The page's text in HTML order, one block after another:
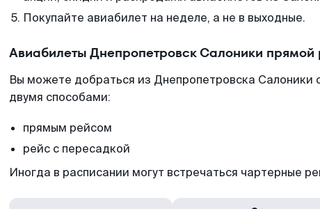
Покупайте авиабилет на неделе, а не в выходные.
Авиабилеты Днепропетровск Салоники
Вы можете добраться из Днепропетровска Салоники
двумя способами:
прямым рейсом
рейс с пересадкой
Иногда в расписании могут встречаться чартерные